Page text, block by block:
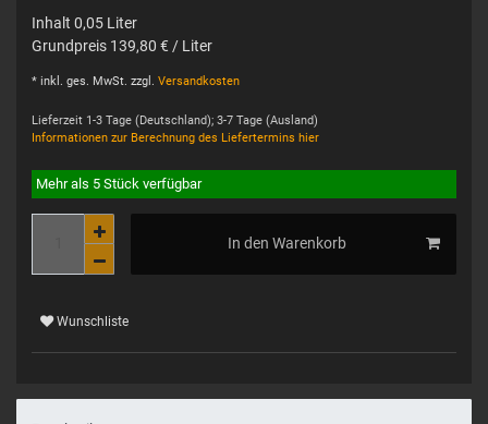
Inhalt 0,05 Liter
Grundpreis 139,80 € / Liter
* inkl. ges. MwSt. zzgl. Versandkosten
Lieferzeit 1-3 Tage (Deutschland); 3-7 Tage (Ausland)
Informationen zur Berechnung des Liefertermins hier
Mehr als 5 Stück verfügbar
In den Warenkorb
Wunschliste